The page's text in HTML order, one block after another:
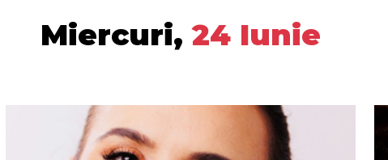
Miercuri,24 Iunie